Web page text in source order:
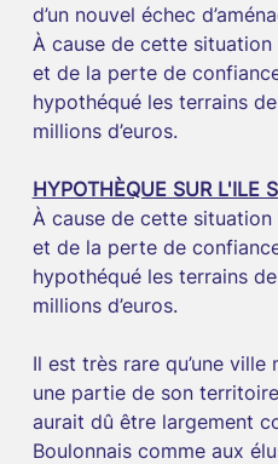
d’un nouvel échec
À cause de cette
et de la perte de
hypothéqué les terrains
millions d’euros.
HYPOTHÈQUE SUR L'ILE
À cause de cette
et de la perte de
hypothéqué les terrains de
millions d’euros.
Il est très rare qu’une
une partie de son
aurait dû être largement
Boulonnais comme aux